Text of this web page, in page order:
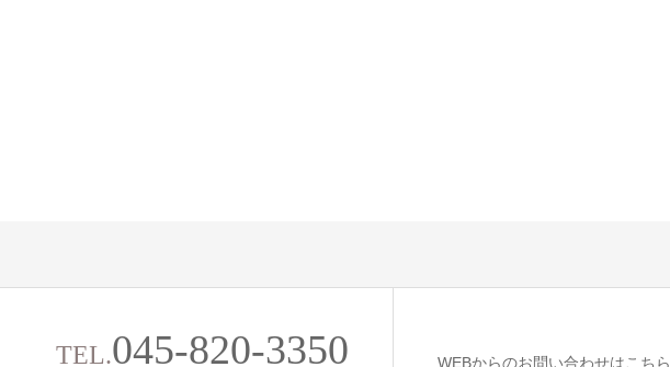
TEL.045-820-3350 WEBからのお問い合わせはこちら